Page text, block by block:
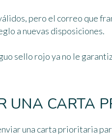
pero el correo que
a nuevas disposiciones.
sello rojo ya no le
UNA CARTA
una carta prioritaria